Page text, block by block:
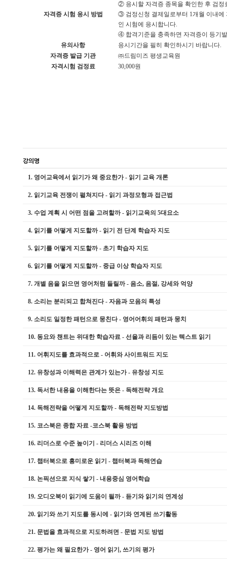
자격증 시험 응시 방법
② 응시할 자격증 종목을 확인한 후 검정
③ 검정신청 결제일로부터 1개월 이내에
인 시험에 응시합니다.
④ 합격기준을 충족하면 자격증이 등기
유의사항
응시기간을 필히 확인하시기 바랍니다.
자격증 발급 기관
㈜드림미즈 평생교육원
자격시험 검정료
30,000원
강의명
1. 영어교육에서 읽기가 왜 중요한가 - 읽기 교육 개론
2. 읽기교육 전쟁이 펼쳐지다 - 읽기 과정모형과 접근법
3. 수업 계획 시 어떤 점을 고려할까 - 읽기교육의 5대요소
4. 읽기를 어떻게 지도할까 - 읽기 전 단계 학습자 지도
5. 읽기를 어떻게 지도할까 - 초기 학습자 지도
6. 읽기를 어떻게 지도할까 - 중급 이상 학습자 지도
7. 개별 음을 읽으면 영어처럼 들릴까 - 음소, 음절, 강세와 억양
8. 소리는 분리되고 합쳐진다 - 자음과 모음의 특성
9. 소리도 일정한 패턴으로 뭉친다 - 영어어휘의 패턴과 뭉치
10. 동요와 챈트는 위대한 학습자료 - 선율과 리듬이 있는 텍스트 읽기
11. 어휘지도를 효과적으로 - 어휘와 사이트워드 지도
12. 유창성과 이해력은 관계가 있는가 - 유창성 지도
13. 독서한 내용을 이해한다는 뜻은 - 독해전략 개요
14. 독해전략을 어떻게 지도할까 - 독해전략 지도방법
15. 코스북은 종합 자료 -코스북 활용 방법
16. 리더스로 수준 높이기 - 리더스 시리즈 이해
17. 챕터북으로 흥미로운 읽기 - 챕터북과 독해연습
18. 논픽션으로 지식 쌓기 - 내용중심 영어학습
19. 오디오북이 읽기에 도움이 될까 - 듣기와 읽기의 연계성
20. 읽기와 쓰기 지도를 동시에 - 읽기와 연계된 쓰기활동
21. 문법을 효과적으로 지도하려면 - 문법 지도 방법
22. 평가는 왜 필요한가 - 영어 읽기, 쓰기의 평가